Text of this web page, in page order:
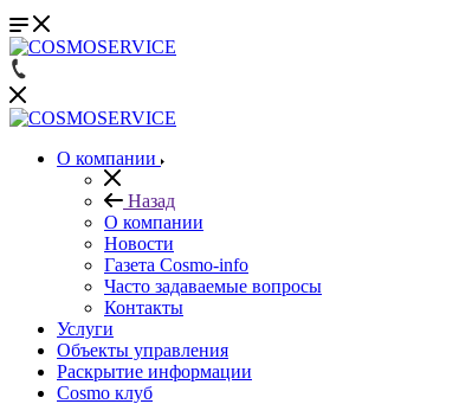
О компании
Назад
О компании
Новости
Газета Cosmo-info
Часто задаваемые вопросы
Контакты
Услуги
Объекты управления
Раскрытие информации
Cosmo клуб